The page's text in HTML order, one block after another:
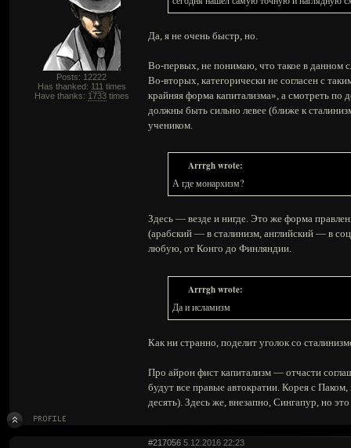
Posts: 12222
Has thanked: 111 times
Have thanks: 1733times
Да, я не очень быстр, но.
Во-первых, не понимаю, что такое в данном
Во-вторых, категорически не согласен с
крайняя форма капитализма», а смотреть
должны быть сильно левее (ближе к
учеником.
Arrrgh wrote:
А где монархизм?
Здесь — везде и нигде. Это же форма
(арабский — в сталинизм, английский — в
любую, от Конго до Финляндии.
Arrrgh wrote:
Да и исламизм
Как ни странно, поделит уголок со
Про айрон фист капитализм — отчасти
будут все правые автократии. Корея с
десять). Здесь же, внезапно, Сингапур, но
#217056 5.12.2016 22:23